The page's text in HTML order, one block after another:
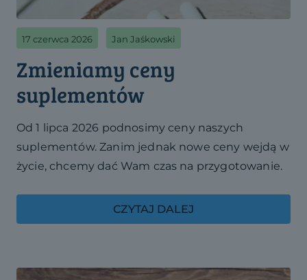
17 czerwca 2026 Jan Jaśkowski
Zmieniamy ceny
suplementów
Od 1 lipca 2026 podnosimy ceny naszych
suplementów. Zanim jednak nowe ceny wejdą w
życie, chcemy dać Wam czas na przygotowanie.
CZYTAJ DALEJ